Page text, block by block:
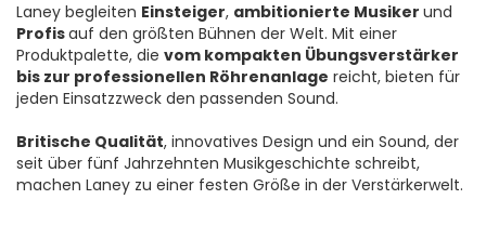
Laney begleiten Einsteiger, ambitionierte Musiker und
Profisauf den größten Bühnen der Welt. Mit einer
Produktpalette, die vom kompakten Übungsverstärker
bis zur professionellen Röhrenanlage reicht, bieten für
jeden Einsatzzweck den passenden Sound.
Britische Qualität, innovatives Design und ein Sound, der
seit über fünf Jahrzehnten Musikgeschichte schreibt,
machen Laney zu einer festen Größe in der Verstärkerwelt.